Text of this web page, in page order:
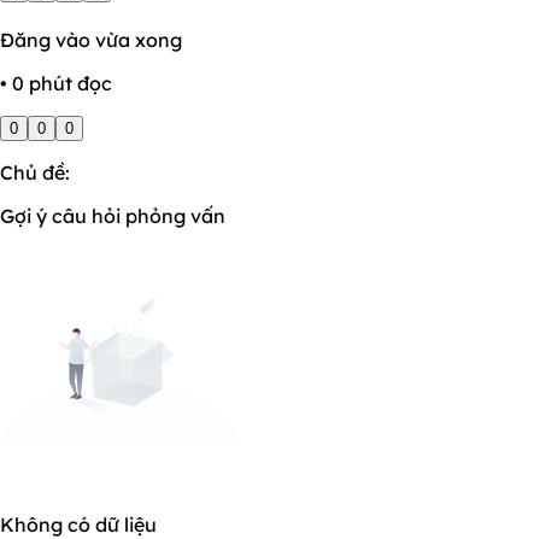
Đăng vào vừa xong
• 0 phút đọc
0 0 0
Chủ đề:
Gợi ý câu hỏi phỏng vấn
Không có dữ liệu